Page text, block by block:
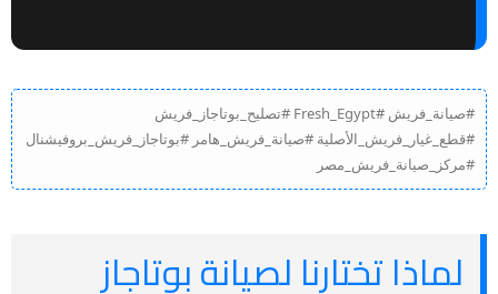
#صيانة_فريش #Fresh_Egypt #تصليح_بوتاجاز_فريش
#قطع_غيار_فريش_الأصلية #صيانة_فريش_هامر #بوتاجاز_فريش_بروفيشنال
#مركز_صيانة_فريش_مصر
لماذا تختارنا لصيانة بوتاجاز